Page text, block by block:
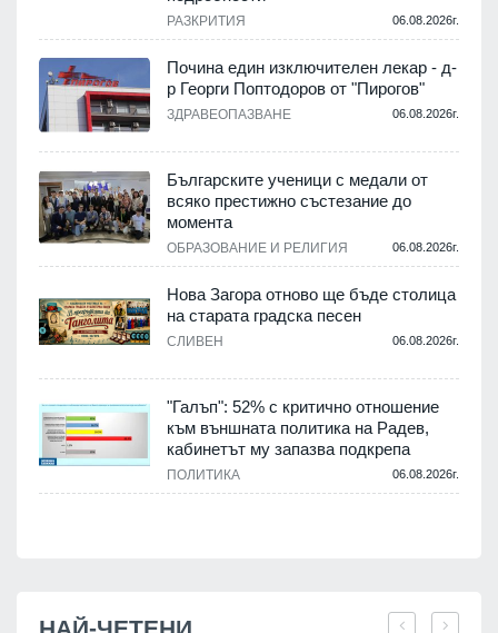
РАЗКРИТИЯ 06.08.2026г.
Почина един изключителен лекар - д-
р Георги Поптодоров от "Пирогов"
ЗДРАВЕОПАЗВАНЕ 06.08.2026г.
Българските ученици с медали от
всяко престижно състезание до
момента
ОБРАЗОВАНИЕ И РЕЛИГИЯ 06.08.2026г.
Нова Загора отново ще бъде столица
на старата градска песен
СЛИВЕН 06.08.2026г.
"Галъп": 52% с критично отношение
към външната политика на Радев,
кабинетът му запазва подкрепа
ПОЛИТИКА 06.08.2026г.